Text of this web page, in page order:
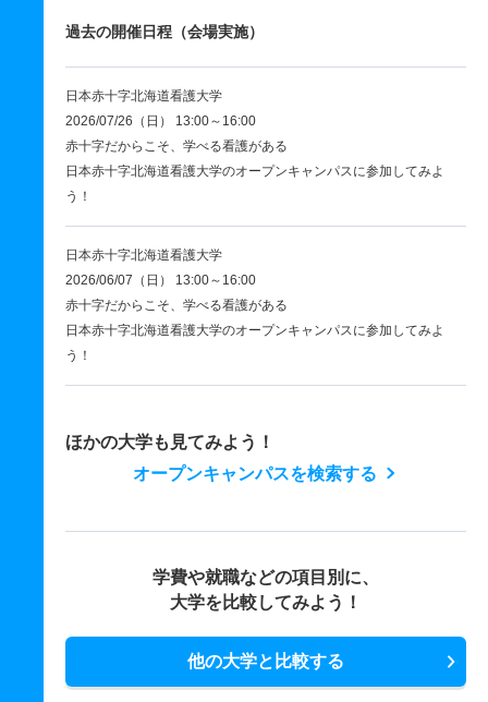
過去の開催日程（会場実施）
日本赤十字北海道看護大学
2026/07/26（日） 13:00～16:00
赤十字だからこそ、学べる看護がある
日本赤十字北海道看護大学のオープンキャンパスに参加してみよ
う！
日本赤十字北海道看護大学
2026/06/07（日） 13:00～16:00
赤十字だからこそ、学べる看護がある
日本赤十字北海道看護大学のオープンキャンパスに参加してみよ
う！
ほかの大学も見てみよう！
オープンキャンパスを検索する
学費や就職などの項目別に、
大学を比較してみよう！
他の大学と比較する